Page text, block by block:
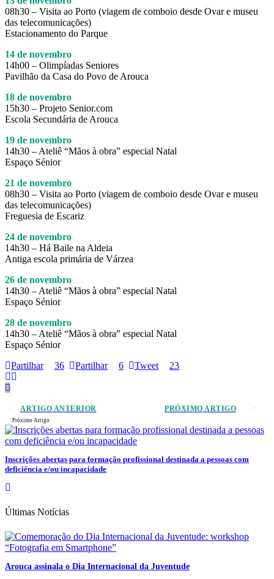
08h30 – Visita ao Porto (viagem de comboio desde Ovar e museu
das telecomunicações)
Estacionamento do Parque
14 de novembro
14h00 – Olimpíadas Seniores
Pavilhão da Casa do Povo de Arouca
18 de novembro
15h30 – Projeto Senior.com
Escola Secundária de Arouca
19 de novembro
14h30 – Ateliê “Mãos à obra” especial Natal
Espaço Sénior
21 de novembro
08h30 – Visita ao Porto (viagem de comboio desde Ovar e museu
das telecomunicações)
Freguesia de Escariz
24 de novembro
14h30 – Há Baile na Aldeia
Antiga escola primária de Várzea
26 de novembro
14h30 – Ateliê “Mãos à obra” especial Natal
Espaço Sénior
28 de novembro
14h30 – Ateliê “Mãos à obra” especial Natal
Espaço Sénior
Partilhar
36 Partilhar 6 Tweet 23
ARTIGO ANTERIOR PRÓXIMO ARTIGO
Próximo Artigo
Inscrições abertas para formação profissional destinada a pessoas com
deficiência e/ou incapacidade
Últimas Notícias
Arouca assinala o Dia Internacional da Juventude